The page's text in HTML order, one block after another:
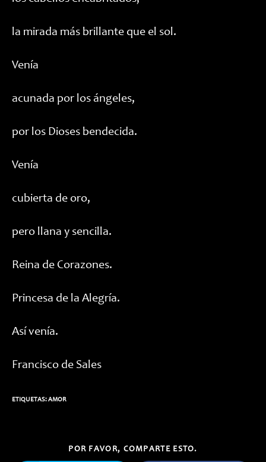
la mirada más brillante que el sol.
Venía
acunada por los ángeles,
por los Dioses bendecida.
Venía
cubierta de oro,
pero llana y sencilla.
Reina de Corazones.
Princesa de la Alegría.
Así venía.
Francisco de Sales
ETIQUETAS:AMOR
POR FAVOR, COMPARTE ESTO.